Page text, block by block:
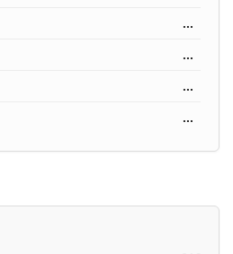
...
...
...
...